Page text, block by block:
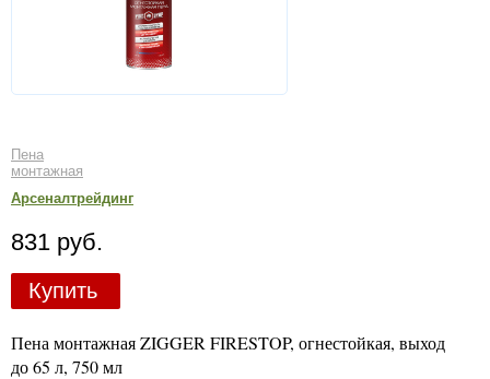
Пена
монтажная
Арсеналтрейдинг
831 руб.
Купить
Пена монтажная ZIGGER FIRESTOP, огнестойкая, выход
до 65 л, 750 мл